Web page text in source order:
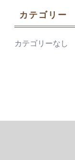
カテゴリー
カテゴリーなし